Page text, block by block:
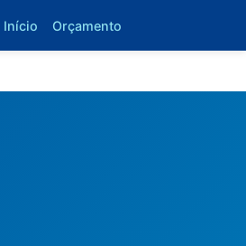
Início Orçamento